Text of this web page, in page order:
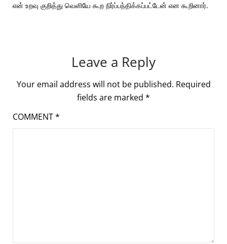
என் உறவு குறித்து வெளியே கூற நிர்ப்பந்திக்கப்பட்டேன் என கூறினார்.
Leave a Reply
Your email address will not be published. Required
fields are marked *
COMMENT*